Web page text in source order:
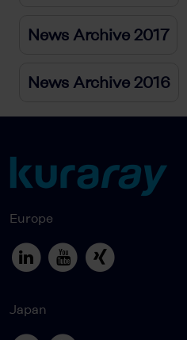
News Archive 2017
News Archive 2016
Europe
Japan